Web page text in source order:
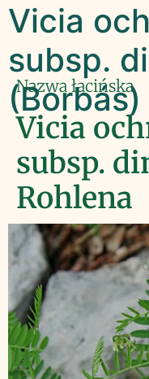
Vicia
subsp.
Nazwa łacińska
Vicia
subsp.
Rohlena